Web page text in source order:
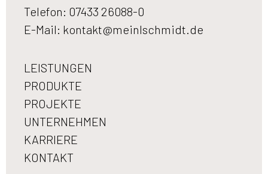
Telefon: 07433 26088-0
E-Mail: kontakt@meinlschmidt.de
LEISTUNGEN
PRODUKTE
PROJEKTE
UNTERNEHMEN
KARRIERE
KONTAKT